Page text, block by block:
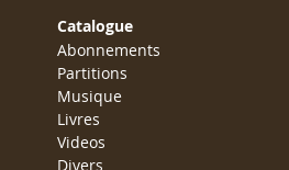
Catalogue
Abonnements
Partitions
Musique
Livres
Videos
Divers